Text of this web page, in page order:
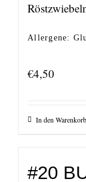
Allergene:
€4,50
In den Warenkorb
#20